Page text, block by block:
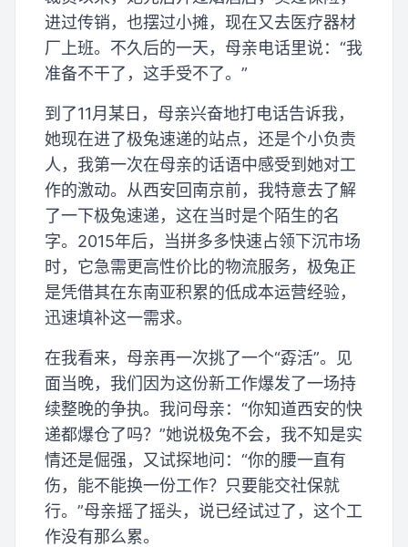
进过传销，也摆过小摊，现在又去医疗器材
厂上班。不久后的一天，母亲电话里说：“我
准备不干了，这手受不了。”
到了11月某日，母亲兴奋地打电话告诉我，
她现在进了极兔速递的站点，还是个小负责
人，我第一次在母亲的话语中感受到她对工
作的激动。从西安回南京前，我特意去了解
了一下极兔速递，这在当时是个陌生的名
字。2015年后，当拼多多快速占领下沉市场
时，它急需更高性价比的物流服务，极兔正
是凭借其在东南亚积累的低成本运营经验，
迅速填补这一需求。
在我看来，母亲再一次挑了一个“孬活”。见
面当晚，我们因为这份新工作爆发了一场持
续整晚的争执。我问母亲：“你知道西安的快
递都爆仓了吗？”她说极兔不会，我不知是实
情还是倔强，又试探地问：“你的腰一直有
伤，能不能换一份工作？只要能交社保就
行。”母亲摇了摇头，说已经试过了，这个工
作没有那么累。